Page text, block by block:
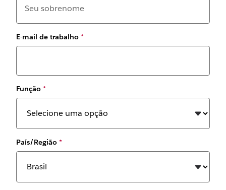
E-mail de trabalho *
Função *
País/Região *